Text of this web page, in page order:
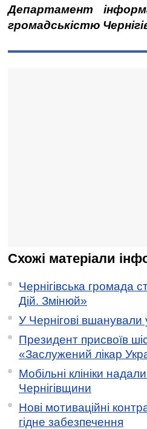
Департамент
громадськістю
Схожі матеріали
Чернігівська громада
Дій. Змінюй»
У Чернігові вшанували
Президент присвоїв
«Заслужений лікар
Мобільні клініки
Чернігівщини
Нові мотиваційні
гідне забезпечення